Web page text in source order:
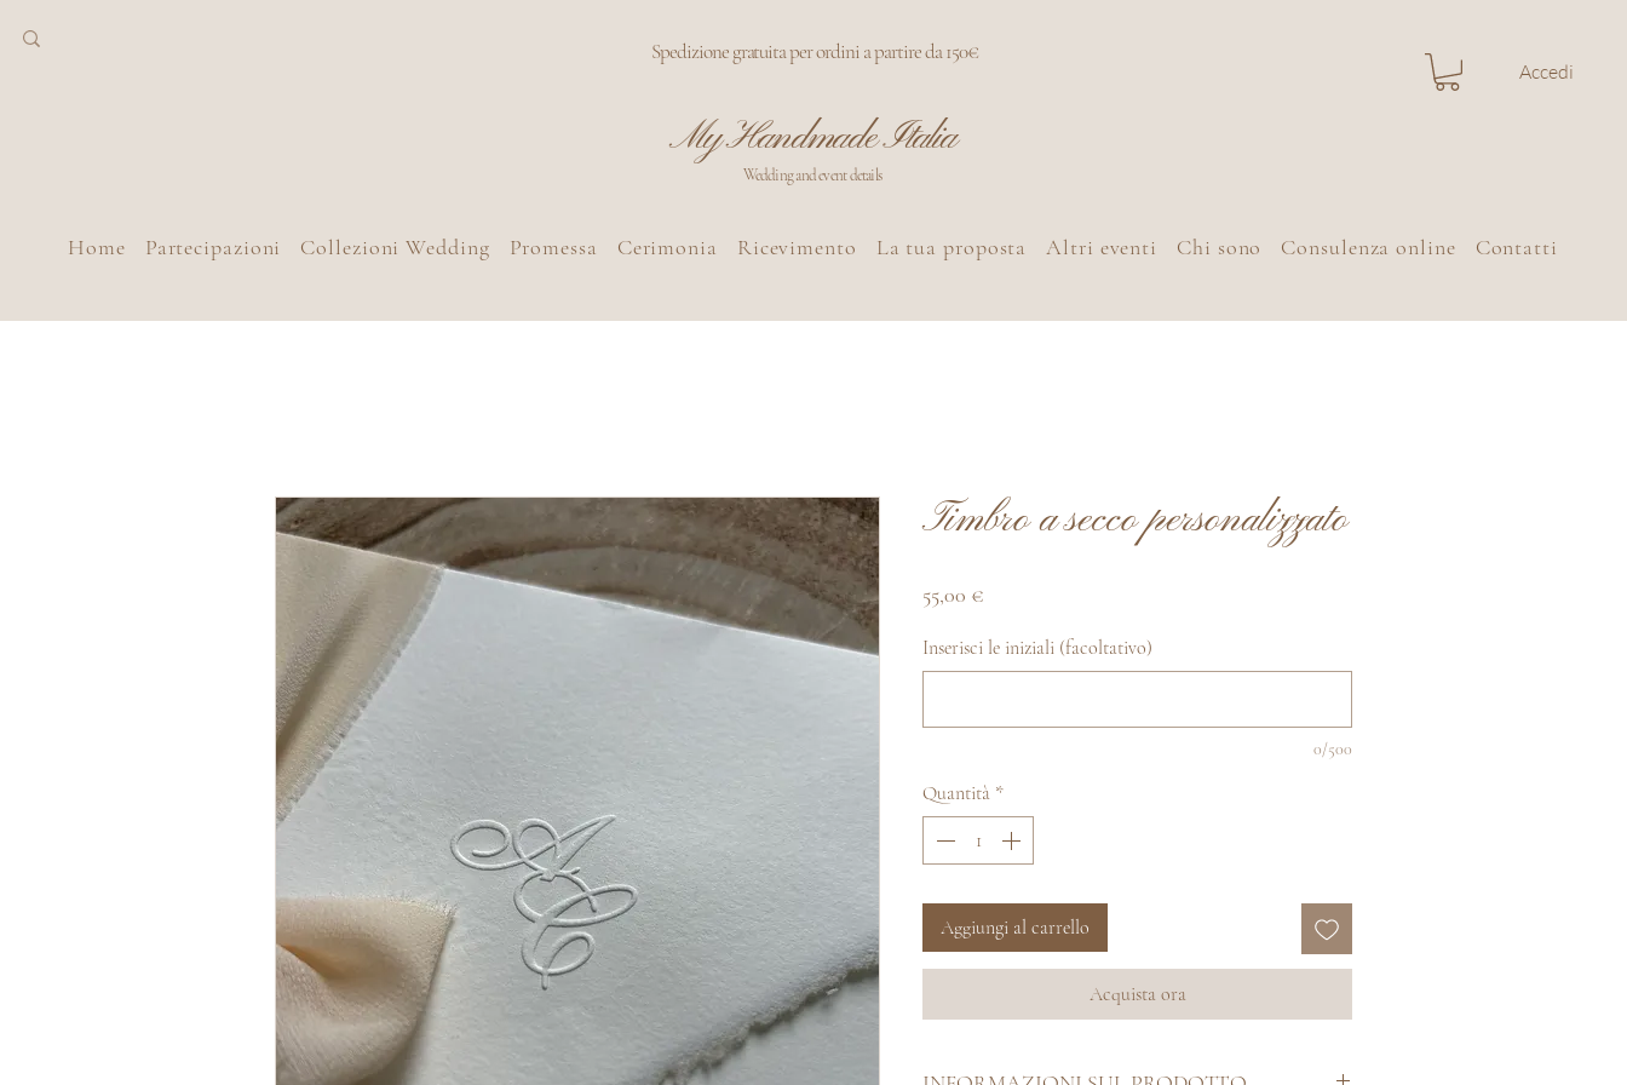
Spedizione gratuita per ordini a partire da 150€
My Handmade Italia
Wedding and event details
Accedi
Home Partecipazioni Collezioni Wedding Promessa Cerimonia Ricevimento La tua proposta Altri eventi Chi sono Consulenza online Contatti
Timbro a secco personalizzato
55,00 €
Inserisci le iniziali (facoltativo)
0/500
Quantità *
Aggiungi al carrello
Acquista ora